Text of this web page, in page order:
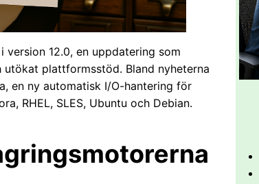
version 12.0, en uppdatering som
plattformsstöd. Bland nyheterna
en ny automatisk I/O-hantering för
RHEL, SLES, Ubuntu och Debian.